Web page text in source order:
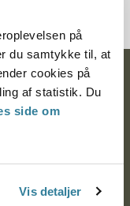
på
du samtykke til, at
cookies på
af statistik. Du
side om
Vis detaljer